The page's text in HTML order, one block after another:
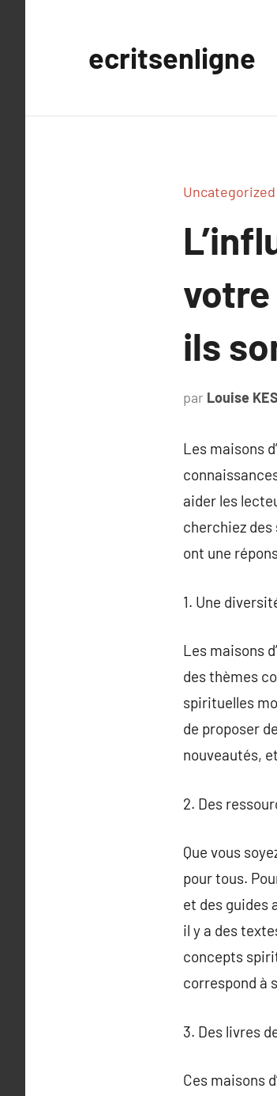
ecritsenligne
Uncategorized
ils
par Louise
Les maisons
aider les
cherchiez des
ont une
1. Une
Les maisons
des thèmes
spirituelles
de proposer
nouveautés,
2. Des
Que vous
pour tous.
et des guides
il y a des
concepts
correspond à
3. Des livres
Ces maisons